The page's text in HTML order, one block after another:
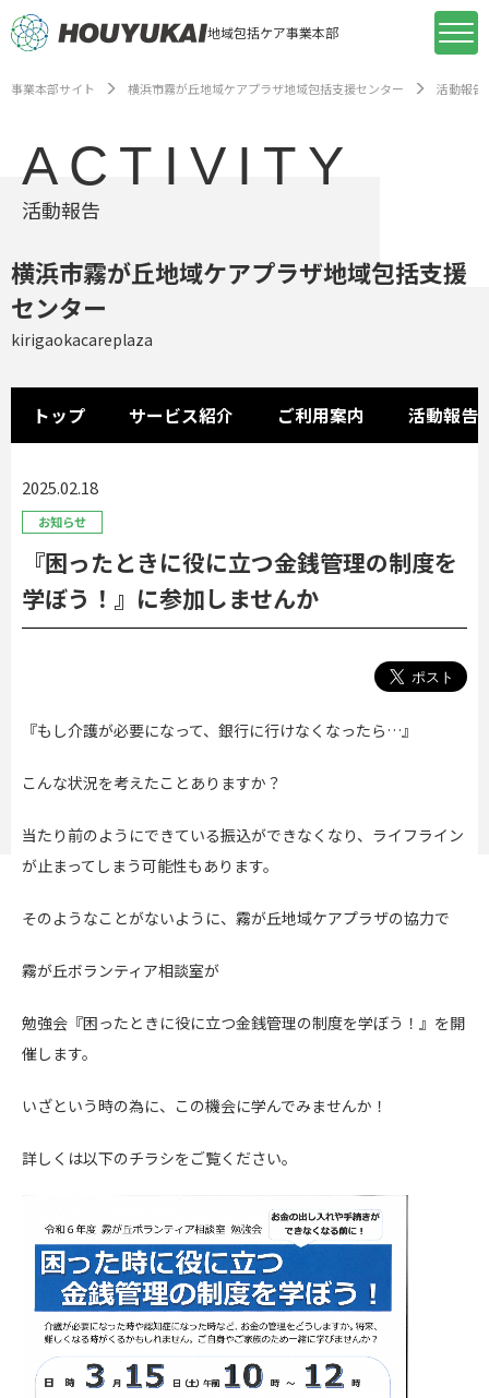
地域包括ケア事業本部
事業本部サイト 横浜市霧が丘地域ケアプラザ地域包括支援センター 活動報告
ACTIVITY
活動報告
横浜市霧が丘地域ケアプラザ地域包括支援
センター
kirigaokacareplaza
トップ サービス紹介 ご利用案内 活動報告
2025.02.18
お知らせ
『困ったときに役に立つ金銭管理の制度を
学ぼう！』に参加しませんか
『もし介護が必要になって、銀行に行けなくなったら…』
こんな状況を考えたことありますか？
当たり前のようにできている振込ができなくなり、ライフライン
が止まってしまう可能性もあります。
そのようなことがないように、霧が丘地域ケアプラザの協力で
霧が丘ボランティア相談室が
勉強会『困ったときに役に立つ金銭管理の制度を学ぼう！』を開
催します。
いざという時の為に、この機会に学んでみませんか！
詳しくは以下のチラシをご覧ください。